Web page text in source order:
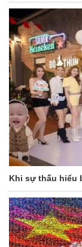
Khi sự thấu hiểu